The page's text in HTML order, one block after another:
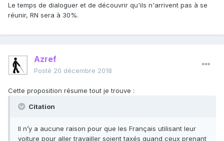
Dans ce scénario, la gauche dite "de
insoumise (11,5%). via
Le temps de dialoguer et de découvrir qu'ils n'arrivent pas à se
réunir, RN sera à 30%.
Azref
Posté 20 décembre 2018
Cette proposition résume tout je trouve :
Citation
Il n’y a aucune raison pour que les Français utilisant leur
voiture pour aller travailler soient taxés quand ceux prenant